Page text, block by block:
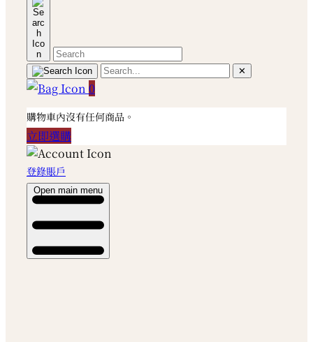
✕
0
購物車內沒有任何商品。
立即選購
登錄賬戶
Open main menu